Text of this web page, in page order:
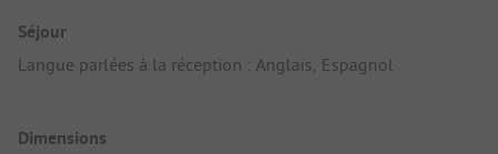
Séjour
Langue parlées à la réception : Anglais, Espagnol
Dimensions